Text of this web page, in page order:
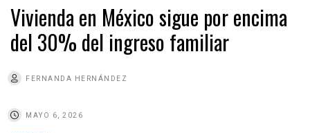
Vivienda en México sigue por encima
del 30% del ingreso familiar
FERNANDA HERNÁNDEZ
MAYO 6, 2026